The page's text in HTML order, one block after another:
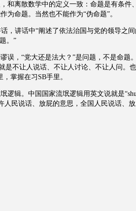
和离散数学中的定义一致：命题是有条件
为命题。当然也不能作为“伪命题”。
，讲话中“阐述了依法治国与党的领导之
。”
误，“党大还是法大？”是问题，不是命题
是不让人说话、不让人讨论、不让人问。
掌握在习SB手里。
逻辑。中国国家流氓逻辑用英文说就是
人民说话、放屁的意思，全国人民说话、